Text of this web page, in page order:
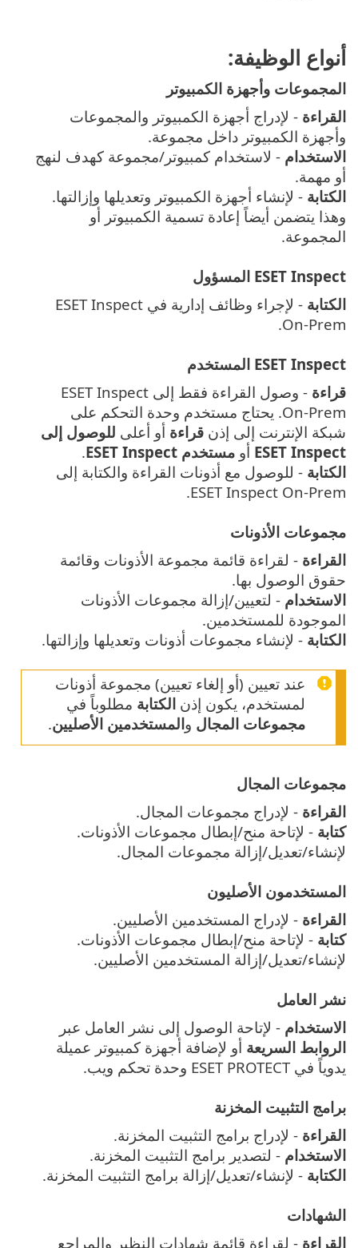
أنواع الوظيفة:
المجموعات وأجهزة الكمبيوتر
القراءة - لإدراج أجهزة الكمبيوتر والمجموعات
وأجهزة الكمبيوتر داخل مجموعة.
الاستخدام - لاستخدام كمبيوتر/مجموعة كهدف لنهج
أو مهمة.
الكتابة - لإنشاء أجهزة الكمبيوتر وتعديلها وإزالتها.
وهذا يتضمن أيضاً إعادة تسمية الكمبيوتر أو
المجموعة.
ESET Inspect المسؤول
الكتابة
- لإجراء وظائف إدارية في ESET Inspect
On-Prem.
ESET Inspect المستخدم
قراءة
- وصول القراءة فقط إلى ESET Inspect
On-Prem. يحتاج مستخدم وحدة التحكم على
شبكة الإنترنت إلى إذن قراءة أو أعلى للوصول إلى
ESET Inspect أو مستخدم ESET Inspect
.
الكتابة - للوصول مع أذونات القراءة والكتابة إلى
ESET Inspect On-Prem.
مجموعات الأذونات
القراءة - لقراءة قائمة مجموعة الأذونات وقائمة
حقوق الوصول بها.
الاستخدام - لتعيين/إزالة مجموعات الأذونات
الموجودة للمستخدمين.
الكتابة - لإنشاء مجموعات أذونات وتعديلها وإزالتها.
عند تعيين (أو إلغاء تعيين) مجموعة أذونات
لمستخدم، يكون إذن الكتابة مطلوباً في
مجموعات المجال والمستخدمين الأصليين.
مجموعات المجال
القراءة - لإدراج مجموعات المجال.
كتابة - لإتاحة منح/إبطال مجموعات الأذونات.
لإنشاء/تعديل/إزالة مجموعات المجال.
المستخدمون الأصليون
القراءة - لإدراج المستخدمين الأصليين.
كتابة - لإتاحة منح/إبطال مجموعات الأذونات.
لإنشاء/تعديل/إزالة المستخدمين الأصليين.
نشر العامل
الاستخدام - لإتاحة الوصول إلى نشر العامل عبر
الروابط السريعة أو لإضافة أجهزة كمبيوتر عميلة
يدوياً في ESET PROTECT وحدة تحكم ويب.
برامج التثبيت المخزنة
القراءة - لإدراج برامج التثبيت المخزنة.
الاستخدام - لتصدير برامج التثبيت المخزنة.
الكتابة - لإنشاء/تعديل/إزالة برامج التثبيت المخزنة.
الشهادات
القراءة - لقراءة قائمة شهادات النظير والمراجع